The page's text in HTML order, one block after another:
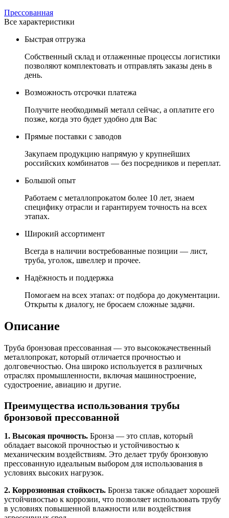
Прессованная
Все характеристики
Быстрая отгрузка
Собственный склад и отлаженные процессы логистики
позволяют комплектовать и отправлять заказы день в
день.
Возможность отсрочки платежа
Получите необходимый металл сейчас, а оплатите его
позже, когда это будет удобно для Вас
Прямые поставки с заводов
Закупаем продукцию напрямую у крупнейших
российских комбинатов — без посредников и переплат.
Большой опыт
Работаем с металлопрокатом более 10 лет, знаем
специфику отрасли и гарантируем точность на всех
этапах.
Широкий ассортимент
Всегда в наличии востребованные позиции — лист,
труба, уголок, швеллер и прочее.
Надёжность и поддержка
Помогаем на всех этапах: от подбора до документации.
Открыты к диалогу, не бросаем сложные задачи.
Описание
Труба бронзовая прессованная — это высококачественный
металлопрокат, который отличается прочностью и
долговечностью. Она широко используется в различных
отраслях промышленности, включая машиностроение,
судостроение, авиацию и другие.
Преимущества использования трубы
бронзовой прессованной
1. Высокая прочность. Бронза — это сплав, который
обладает высокой прочностью и устойчивостью к
механическим воздействиям. Это делает трубу бронзовую
прессованную идеальным выбором для использования в
условиях высоких нагрузок.
2. Коррозионная стойкость. Бронза также обладает хорошей
устойчивостью к коррозии, что позволяет использовать трубу
в условиях повышенной влажности или воздействия